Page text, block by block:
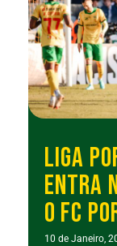
LIGA
ENTRA
O FC
10 de Janeiro,